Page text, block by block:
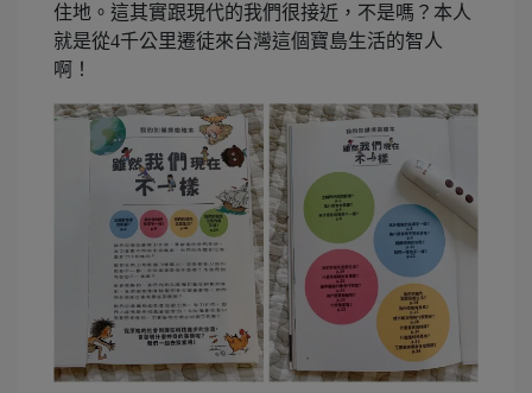
住地。這其實跟現代的我們很接近，不是嗎？本人
就是從4千公里遷徒來台灣這個寶島生活的智人
啊！